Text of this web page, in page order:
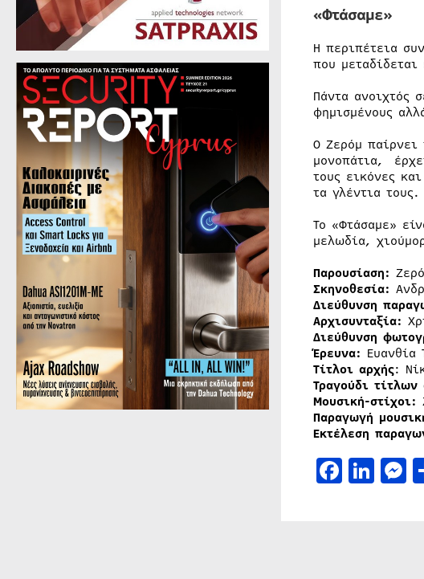
«Φτάσαμε»
Η περιπέτεια
που μεταδίδεται
Πάντα ανοιχτός
φημισμένους
Ο Ζερόμ παίρνει
μονοπάτια,
τους εικόνες
τα γλέντια τους.
Το «Φτάσαμε»
μελωδία,
Παρουσίαση:
Σκηνοθεσία:
Διεύθυνση
Αρχισυνταξία:
Διεύθυνση
Έρευνα: Ευανθία
Τίτλοι αρχής:
Τραγούδι τίτλων
Μουσική-στίχοι:
Παραγωγή
Εκτέλεση